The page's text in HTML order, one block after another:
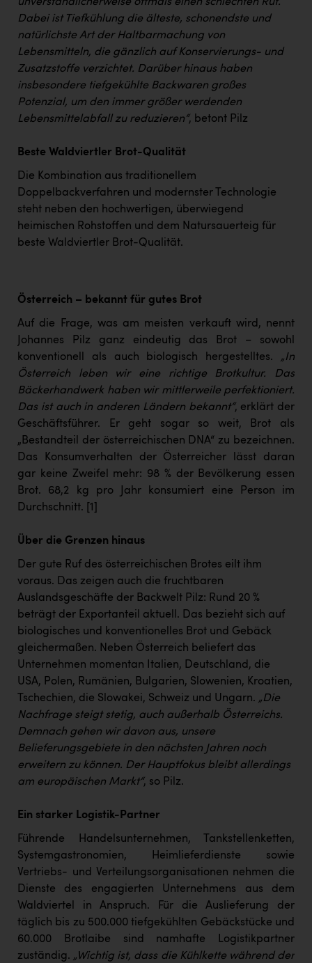
unverständlicherweise oftmals einen schlechten Ruf.
Dabei ist Tiefkühlung die älteste, schonendste und
natürlichste Art der Haltbarmachung von
Lebensmitteln, die gänzlich auf Konservierungs- und
Zusatzstoffe verzichtet. Darüber hinaus haben
insbesondere tiefgekühlte Backwaren großes
Potenzial, um den immer größer werdenden
Lebensmittelabfall zu reduzieren“, betont Pilz
Beste Waldviertler Brot-Qualität
Die Kombination aus traditionellem
Doppelbackverfahren und modernster Technologie
steht neben den hochwertigen, überwiegend
heimischen Rohstoffen und dem Natursauerteig für
beste Waldviertler Brot-Qualität.
Österreich – bekannt für gutes Brot
Auf die Frage, was am meisten verkauft wird, nennt
Johannes Pilz ganz eindeutig das Brot – sowohl
konventionell als auch biologisch hergestelltes. „In
Österreich leben wir eine richtige Brotkultur. Das
Bäckerhandwerk haben wir mittlerweile perfektioniert.
Das ist auch in anderen Ländern bekannt“, erklärt der
Geschäftsführer. Er geht sogar so weit, Brot als
„Bestandteil der österreichischen DNA“ zu bezeichnen.
Das Konsumverhalten der Österreicher lässt daran
gar keine Zweifel mehr: 98 % der Bevölkerung essen
Brot. 68,2 kg pro Jahr konsumiert eine Person im
Durchschnitt.
[1]
Über die Grenzen hinaus
Der gute Ruf des österreichischen Brotes eilt ihm
voraus. Das zeigen auch die fruchtbaren
Auslandsgeschäfte der Backwelt Pilz: Rund 20 %
beträgt der Exportanteil aktuell. Das bezieht sich auf
biologisches und konventionelles Brot und Gebäck
gleichermaßen. Neben Österreich beliefert das
Unternehmen momentan Italien, Deutschland, die
USA, Polen, Rumänien, Bulgarien, Slowenien, Kroatien,
Tschechien, die Slowakei, Schweiz und Ungarn. „Die
Nachfrage steigt stetig, auch außerhalb Österreichs.
Demnach gehen wir davon aus, unsere
Belieferungsgebiete in den nächsten Jahren noch
erweitern zu können. Der Hauptfokus bleibt allerdings
am europäischen Markt“, so Pilz.
Ein starker Logistik-Partner
Führende Handelsunternehmen, Tankstellenketten,
Systemgastronomien, Heimlieferdienste sowie
Vertriebs- und Verteilungsorganisationen nehmen die
Dienste des engagierten Unternehmens aus dem
Waldviertel in Anspruch. Für die Auslieferung der
täglich bis zu 500.000 tiefgekühlten Gebäckstücke und
60.000 Brotlaibe sind namhafte Logistikpartner
zuständig. „Wichtig ist, dass die Kühlkette während der